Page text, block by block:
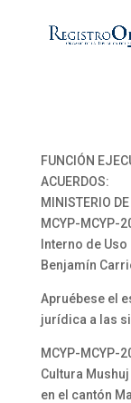
FUNCIÓN
ACUERDOS:
MINISTERIO
MCYP-MCYP-
Interno de
Benjamín
Apruébese el
jurídica a las
MCYP-MCYP-
Cultura
en el cantón